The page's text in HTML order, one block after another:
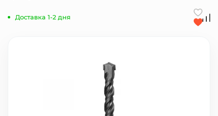
10 000 ₽
Доставка 1-2 дня